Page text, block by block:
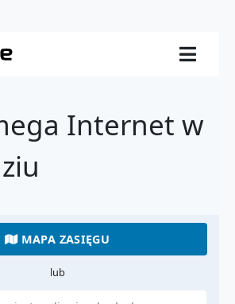
Internet w
MAPA ZASIĘGU
lub